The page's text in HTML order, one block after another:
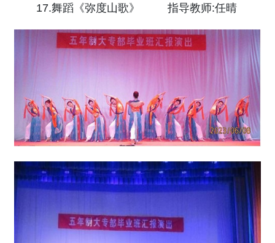
17.舞蹈《弥度山歌》 指导教师:任晴